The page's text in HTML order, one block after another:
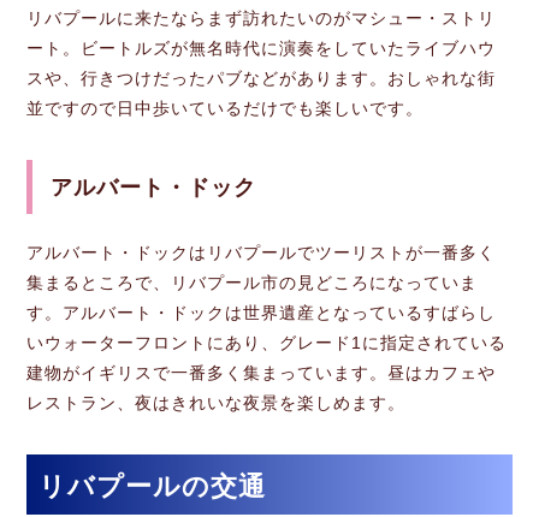
リバプールに来たならまず訪れたいのがマシュー・ストリ
ート。ビートルズが無名時代に演奏をしていたライブハウ
スや、行きつけだったパブなどがあります。おしゃれな街
並ですので日中歩いているだけでも楽しいです。
アルバート・ドック
アルバート・ドックはリバプールでツーリストが一番多く
集まるところで、リバプール市の見どころになっていま
す。アルバート・ドックは世界遺産となっているすばらし
いウォーターフロントにあり、グレード1に指定されている
建物がイギリスで一番多く集まっています。昼はカフェや
レストラン、夜はきれいな夜景を楽しめます。
リバプールの交通